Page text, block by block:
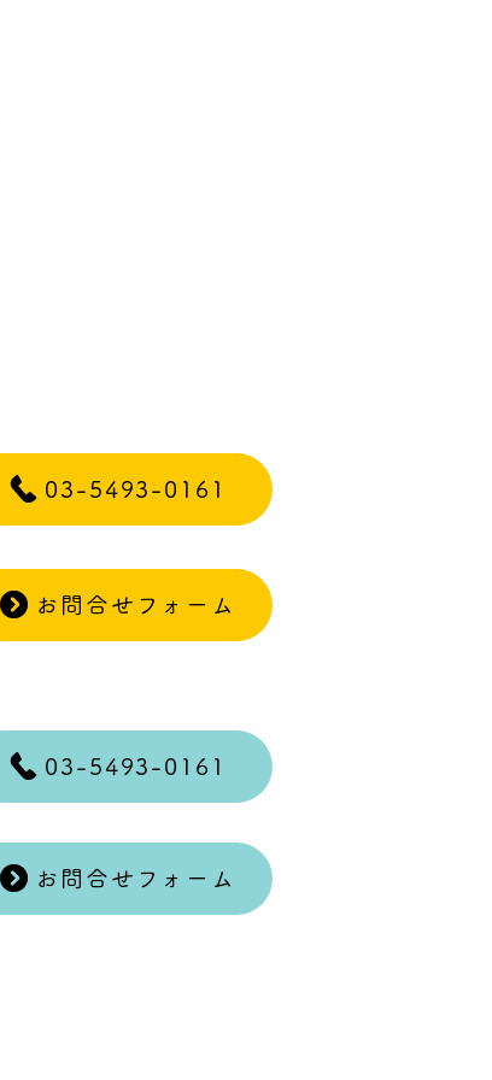
お問合せフォーム
03-5493-0161
03-5493-0161
お問合せフォーム